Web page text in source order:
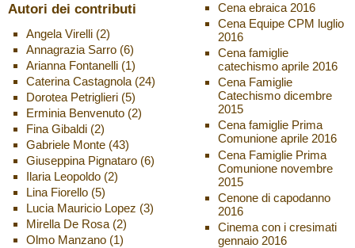
Autori dei contributi
Angela Virelli(2)
Annagrazia Sarro(6)
Arianna Fontanelli(1)
Caterina Castagnola(24)
Dorotea Petriglieri(5)
Erminia Benvenuto(2)
Fina Gibaldi(2)
Gabriele Monte(43)
Giuseppina Pignataro(6)
Ilaria Leopoldo(2)
Lina Fiorello(5)
Lucia Mauricio Lopez (3)
Mirella De Rosa(2)
Olmo Manzano(1)
Cena ebraica 2016
Cena Equipe CPM luglio
2016
Cena famiglie
catechismo aprile 2016
Cena Famiglie
Catechismo dicembre
2015
Cena famiglie Prima
Comunione aprile 2016
Cena Famiglie Prima
Comunione novembre
2015
Cenone di capodanno
2016
Cinema con i cresimati
gennaio 2016